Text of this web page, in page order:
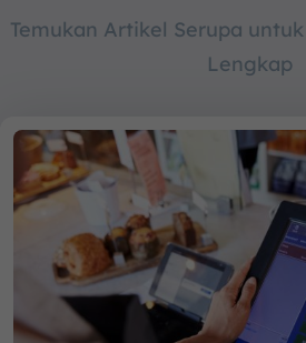
Temukan Artikel Serupa
Lengkap